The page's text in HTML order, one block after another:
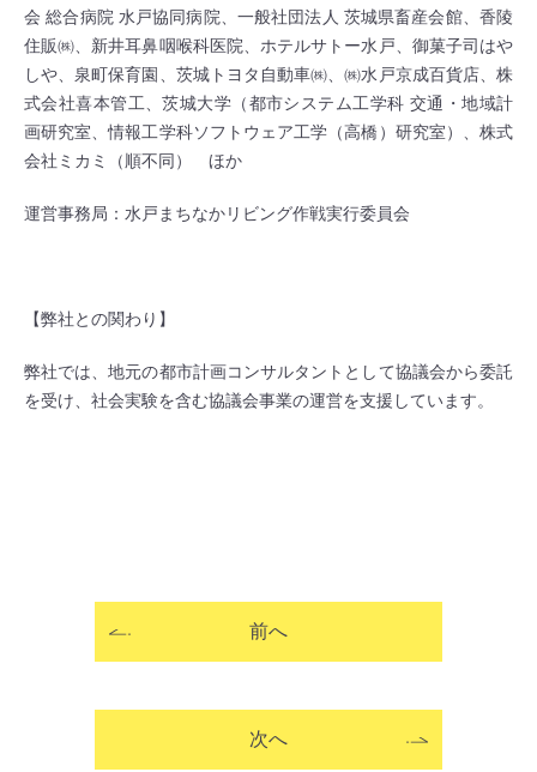
会 総合病院 水戸協同病院、一般社団法人 茨城県畜産会館、香陵
住販㈱、新井耳鼻咽喉科医院、ホテルサトー水戸、御菓子司はや
しや、泉町保育園、茨城トヨタ自動車㈱、㈱水戸京成百貨店、株
式会社喜本管工、茨城大学（都市システム工学科 交通・地域計
画研究室、情報工学科ソフトウェア工学（高橋）研究室）、株式
会社ミカミ（順不同） ほか
運営事務局：水戸まちなかリビング作戦実行委員会
【弊社との関わり】
弊社では、地元の都市計画コンサルタントとして協議会から委託
を受け、社会実験を含む協議会事業の運営を支援しています。
前へ
次へ